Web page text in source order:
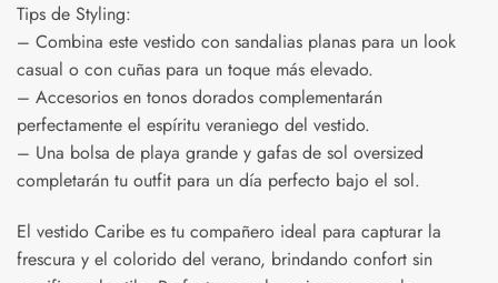
Tips de Styling:
– Combina este vestido con sandalias planas para un look
casual o con cuñas para un toque más elevado.
– Accesorios en tonos dorados complementarán
perfectamente el espíritu veraniego del vestido.
– Una bolsa de playa grande y gafas de sol oversized
completarán tu outfit para un día perfecto bajo el sol.
El vestido Caribe es tu compañero ideal para capturar la
frescura y el colorido del verano, brindando confort sin